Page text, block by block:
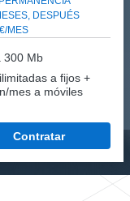
DESPUÉS
MES
300 Mb
a fijos +
mes a móviles
Contratar